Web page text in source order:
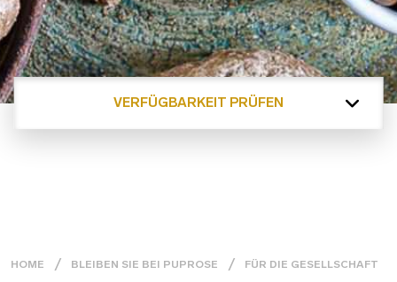
VERFÜGBARKEIT PRÜFEN
HOME BLEIBEN SIE BEI PUPROSE FÜR DIE GESELLSCHAFT